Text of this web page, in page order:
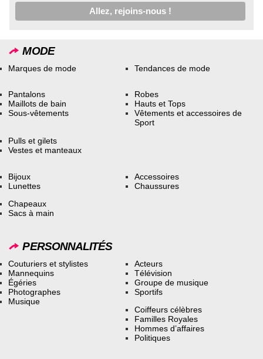
MODE
Marques de mode Tendances de mode
Pantalons
Maillots de bain
Sous-vêtements
Robes
Hauts et Tops
Vêtements et accessoires de
Sport
Pulls et gilets
Vestes et manteaux
Bijoux
Lunettes
Accessoires
Chaussures
Chapeaux
Sacs à main
PERSONNALITÉS
Couturiers et stylistes
Mannequins
Égéries
Photographes
Musique
Acteurs
Télévision
Groupe de musique
Sportifs
Coiffeurs célèbres
Familles Royales
Hommes d’affaires
Politiques